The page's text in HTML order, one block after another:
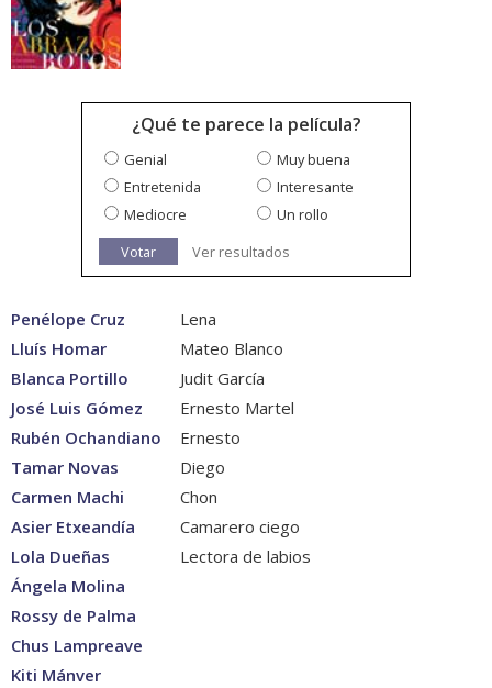
¿Qué te parece la película?
Genial
Muy buena
Entretenida
Interesante
Mediocre
Un rollo
Votar
Ver resultados
Penélope Cruz
Lena
Lluís Homar
Mateo Blanco
Blanca Portillo
Judit García
José Luis Gómez
Ernesto Martel
Rubén Ochandiano
Ernesto
Tamar Novas
Diego
Carmen Machi
Chon
Asier Etxeandía
Camarero ciego
Lola Dueñas
Lectora de labios
Ángela Molina
Rossy de Palma
Chus Lampreave
Kiti Mánver